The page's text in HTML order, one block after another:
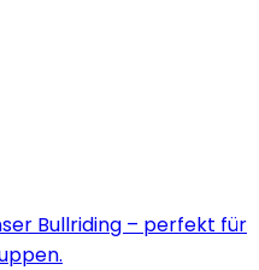
Bullriding – perfekt für